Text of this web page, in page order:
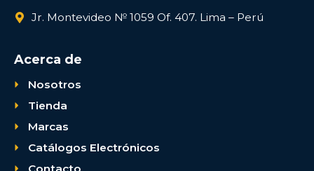
Jr. Montevideo № 1059 Of. 407. Lima – Perú
Acerca de
Nosotros
Tienda
Marcas
Catálogos Electrónicos
Contacto